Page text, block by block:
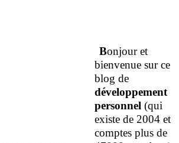
Bonjour et
bienvenue sur ce
blog de
développement
personnel (qui
existe de 2004 et
comptes plus de